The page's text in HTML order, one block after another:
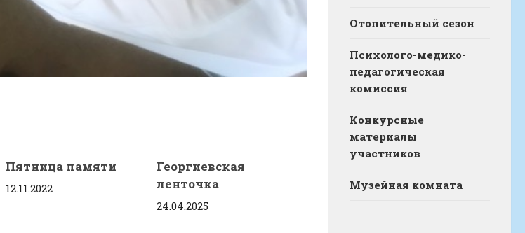
Пятница памяти
12.11.2022
Георгиевская
ленточка
24.04.2025
Отопительный сезон
Психолого-медико-
педагогическая
комиссия
Конкурсные
материалы
участников
Музейная комната